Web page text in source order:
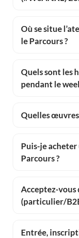
Où se situe
le Parcours ?
Quels sont les
pendant le
Quelles
Puis-je
Parcours ?
Acceptez-vous
(particulier/
Entrée,